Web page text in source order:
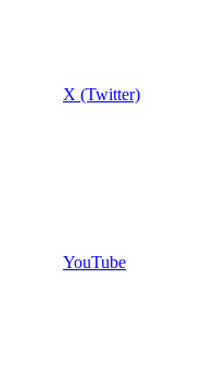
X (Twitter)
YouTube